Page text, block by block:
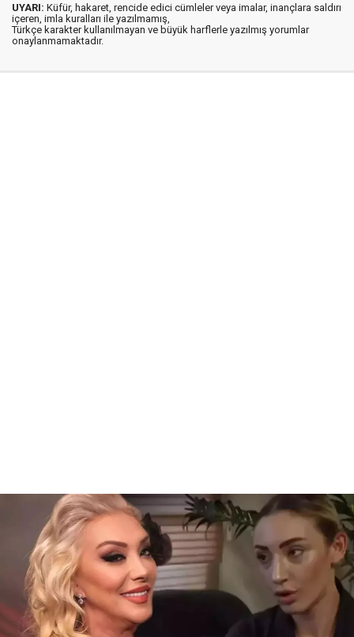
UYARI: Küfür, hakaret, rencide edici cümleler veya imalar, inançlara saldırı
içeren, imla kuralları ile yazılmamış,
Türkçe karakter kullanılmayan ve büyük harflerle yazılmış yorumlar
onaylanmamaktadır.